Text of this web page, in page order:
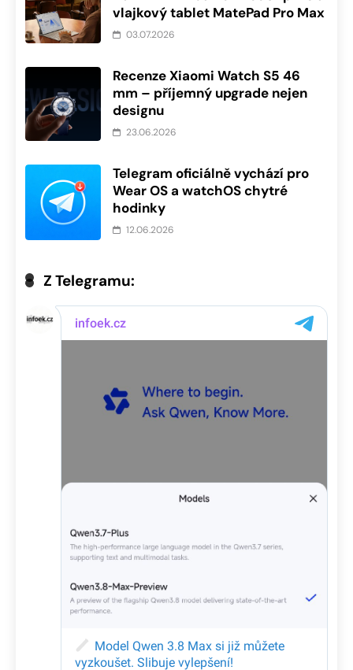
vlajkový tablet MatePad Pro Max
03.07.2026
Recenze Xiaomi Watch S5 46
mm – příjemný upgrade nejen
designu
23.06.2026
Telegram oficiálně vychází pro
Wear OS a watchOS chytré
hodinky
12.06.2026
Z Telegramu: